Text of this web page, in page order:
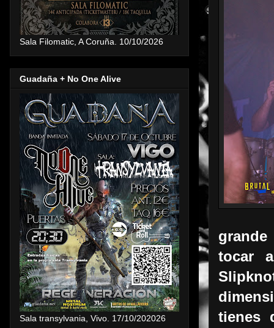
tocar
tienes
Sala Filomatic, A Coruña. 10/10/2026
Guadaña + No One Alive
Sala transylvania, Vivo. 17/10/202026